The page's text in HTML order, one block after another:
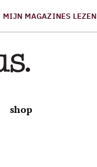
MIJN MAGAZINES LEZEN
shop